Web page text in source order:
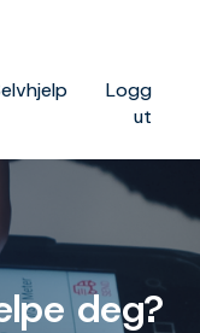
Logg
ut
deg?